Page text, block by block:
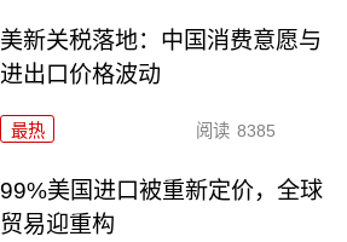
美新关税落地：中国消费意愿与
进出口价格波动
最热 阅读 8385
99%美国进口被重新定价，全球
贸易迎重构